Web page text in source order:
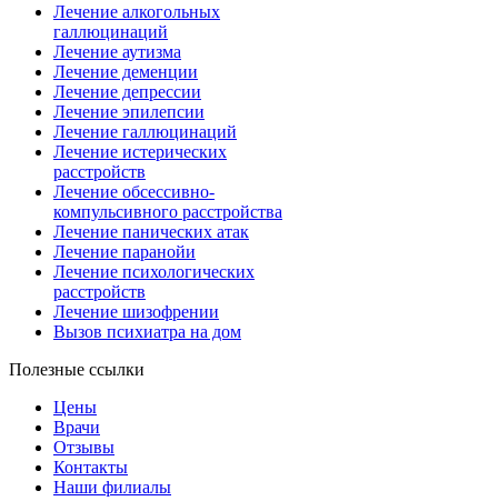
Лечение алкогольных
галлюцинаций
Лечение аутизма
Лечение деменции
Лечение депрессии
Лечение эпилепсии
Лечение галлюцинаций
Лечение истерических
расстройств
Лечение обсессивно-
компульсивного расстройства
Лечение панических атак
Лечение паранойи
Лечение психологических
расстройств
Лечение шизофрении
Вызов психиатра на дом
Полезные ссылки
Цены
Врачи
Отзывы
Контакты
Наши филиалы